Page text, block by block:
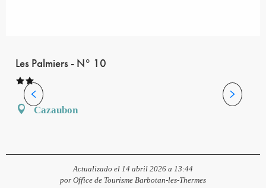
Les Palmiers - N° 10
Cazaubon
Actualizado el 14 abril 2026 a 13:44
por Office de Tourisme Barbotan-les-Thermes